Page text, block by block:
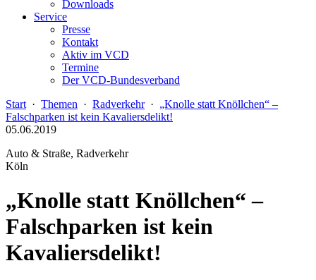
Downloads
Service
Presse
Kontakt
Aktiv im VCD
Termine
Der VCD-Bundesverband
Start · Themen · Radverkehr· „Knolle statt Knöllchen“ –
Falschparken ist kein Kavaliersdelikt!
05.06.2019
Auto & Straße, Radverkehr
Köln
„Knolle statt Knöllchen“ –
Falschparken ist kein
Kavaliersdelikt!